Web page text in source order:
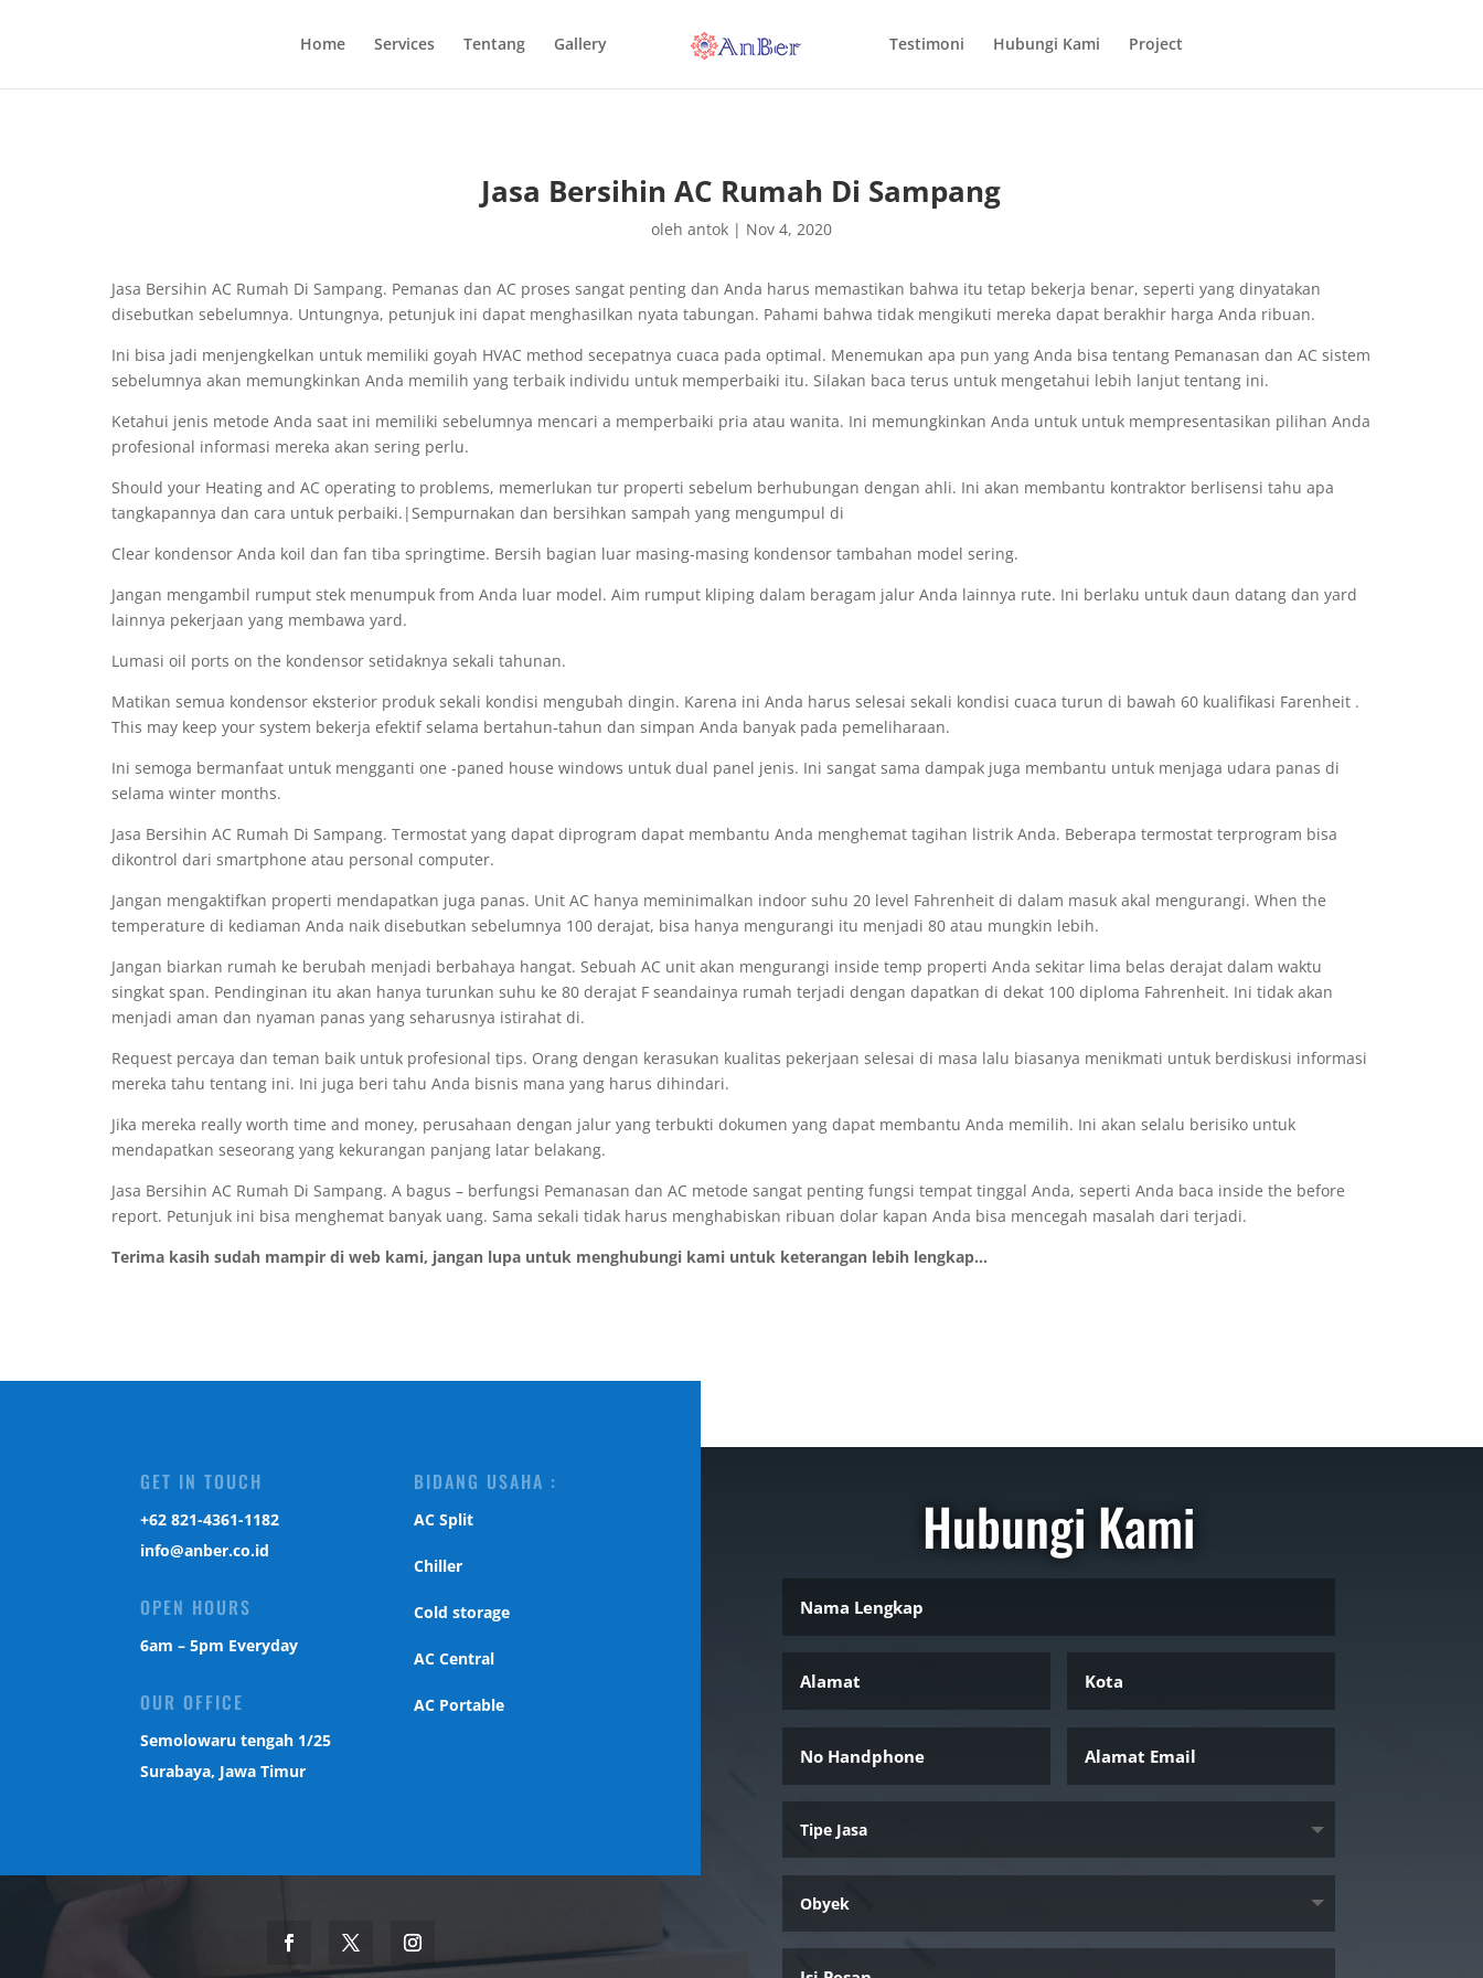
Home Services Tentang Gallery Testimoni Hubungi Kami Project
Jasa Bersihin AC Rumah Di Sampang
oleh antok| Nov 4, 2020
Jasa Bersihin AC Rumah Di Sampang. Pemanas dan AC proses sangat penting dan Anda harus memastikan bahwa itu tetap bekerja benar, seperti yang dinyatakan
disebutkan sebelumnya. Untungnya, petunjuk ini dapat menghasilkan nyata tabungan. Pahami bahwa tidak mengikuti mereka dapat berakhir harga Anda ribuan.
Ini bisa jadi menjengkelkan untuk memiliki goyah HVAC method secepatnya cuaca pada optimal. Menemukan apa pun yang Anda bisa tentang Pemanasan dan AC sistem
sebelumnya akan memungkinkan Anda memilih yang terbaik individu untuk memperbaiki itu. Silakan baca terus untuk mengetahui lebih lanjut tentang ini.
Ketahui jenis metode Anda saat ini memiliki sebelumnya mencari a memperbaiki pria atau wanita. Ini memungkinkan Anda untuk untuk mempresentasikan pilihan Anda
profesional informasi mereka akan sering perlu.
Should your Heating and AC operating to problems, memerlukan tur properti sebelum berhubungan dengan ahli. Ini akan membantu kontraktor berlisensi tahu apa
tangkapannya dan cara untuk perbaiki.|Sempurnakan dan bersihkan sampah yang mengumpul di
Clear kondensor Anda koil dan fan tiba springtime. Bersih bagian luar masing-masing kondensor tambahan model sering.
Jangan mengambil rumput stek menumpuk from Anda luar model. Aim rumput kliping dalam beragam jalur Anda lainnya rute. Ini berlaku untuk daun datang dan yard
lainnya pekerjaan yang membawa yard.
Lumasi oil ports on the kondensor setidaknya sekali tahunan.
Matikan semua kondensor eksterior produk sekali kondisi mengubah dingin. Karena ini Anda harus selesai sekali kondisi cuaca turun di bawah 60 kualifikasi Farenheit .
This may keep your system bekerja efektif selama bertahun-tahun dan simpan Anda banyak pada pemeliharaan.
Ini semoga bermanfaat untuk mengganti one -paned house windows untuk dual panel jenis. Ini sangat sama dampak juga membantu untuk menjaga udara panas di
selama winter months.
Jasa Bersihin AC Rumah Di Sampang. Termostat yang dapat diprogram dapat membantu Anda menghemat tagihan listrik Anda. Beberapa termostat terprogram bisa
dikontrol dari smartphone atau personal computer.
Jangan mengaktifkan properti mendapatkan juga panas. Unit AC hanya meminimalkan indoor suhu 20 level Fahrenheit di dalam masuk akal mengurangi. When the
temperature di kediaman Anda naik disebutkan sebelumnya 100 derajat, bisa hanya mengurangi itu menjadi 80 atau mungkin lebih.
Jangan biarkan rumah ke berubah menjadi berbahaya hangat. Sebuah AC unit akan mengurangi inside temp properti Anda sekitar lima belas derajat dalam waktu
singkat span. Pendinginan itu akan hanya turunkan suhu ke 80 derajat F seandainya rumah terjadi dengan dapatkan di dekat 100 diploma Fahrenheit. Ini tidak akan
menjadi aman dan nyaman panas yang seharusnya istirahat di.
Request percaya dan teman baik untuk profesional tips. Orang dengan kerasukan kualitas pekerjaan selesai di masa lalu biasanya menikmati untuk berdiskusi informasi
mereka tahu tentang ini. Ini juga beri tahu Anda bisnis mana yang harus dihindari.
Jika mereka really worth time and money, perusahaan dengan jalur yang terbukti dokumen yang dapat membantu Anda memilih. Ini akan selalu berisiko untuk
mendapatkan seseorang yang kekurangan panjang latar belakang.
Jasa Bersihin AC Rumah Di Sampang. A bagus – berfungsi Pemanasan dan AC metode sangat penting fungsi tempat tinggal Anda, seperti Anda baca inside the before
report. Petunjuk ini bisa menghemat banyak uang. Sama sekali tidak harus menghabiskan ribuan dolar kapan Anda bisa mencegah masalah dari terjadi.
Terima kasih sudah mampir di web kami, jangan lupa untuk menghubungi kami untuk keterangan lebih lengkap...
GET IN TOUCH
‎+62 821-4361-1182
info@anber.co.id
OPEN HOURS
6am – 5pm Everyday
OUR OFFICE
Semolowaru tengah 1/25
Surabaya, Jawa Timur
BIDANG USAHA :
AC Split
Chiller
Cold storage
AC Central
AC Portable
Hubungi Kami